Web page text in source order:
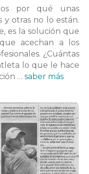
por qué unas
y otras no lo están.
es la solución que
acechan a los
¿Cuántas
lo que le hace
… saber más